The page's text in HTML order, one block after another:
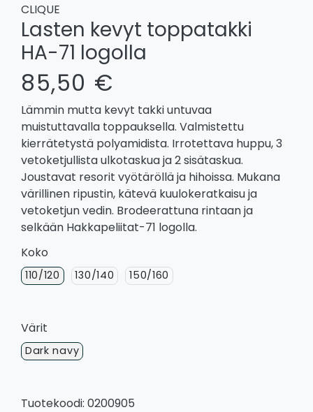
CLIQUE
Lasten kevyt toppatakki
HA-71 logolla
85,50 €
Lämmin mutta kevyt takki untuvaa
muistuttavalla toppauksella. Valmistettu
kierrätetystä polyamidista. Irrotettava huppu, 3
vetoketjullista ulkotaskua ja 2 sisätaskua.
Joustavat resorit vyötäröllä ja hihoissa. Mukana
värillinen ripustin, kätevä kuulokeratkaisu ja
vetoketjun vedin. Brodeerattuna rintaan ja
selkään Hakkapeliitat-71 logolla.
Koko
110/120 130/140 150/160
Värit
Dark navy
Tuotekoodi: 0200905